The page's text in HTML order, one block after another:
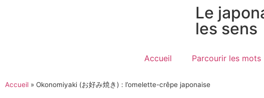
Le
les sens
Accueil Parcourir les mots
Accueil » Okonomiyaki (お好み焼き) : l’omelette-crêpe japonaise